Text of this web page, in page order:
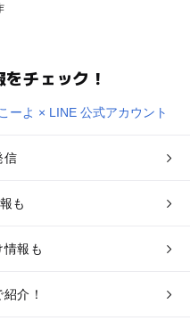
チェック！
信
も
報も
介！